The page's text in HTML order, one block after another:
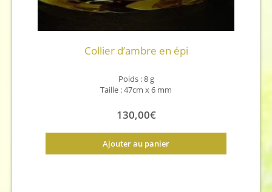
Collier d’ambre en épi
Poids : 8 g
Taille : 47cm x 6 mm
130,00€
Ajouter au panier